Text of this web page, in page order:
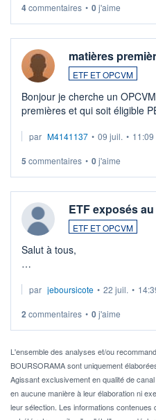
4commentaires • 0j'aime
matières
ETF ET OPCVM
Bonjour je cherche un
premières et qui soit éligible
par M4141137 • 09 juil. • 11:09
5 commentaires • 0j'aime
ETF exposés
ETF ET OPCVM
Salut à tous,
via un ETF plutôt que des
Idéalement, je voudrais qu'il
Pour l' ...
par jeboursicote • 22 juil. •
2 commentaires • 0j'aime
L'ensemble des analyses et/ou
BOURSORAMA sont uniquement
Agissant exclusivement en qualité de
en aucune manière à leur élaboration ni
leur sélection. Les informations